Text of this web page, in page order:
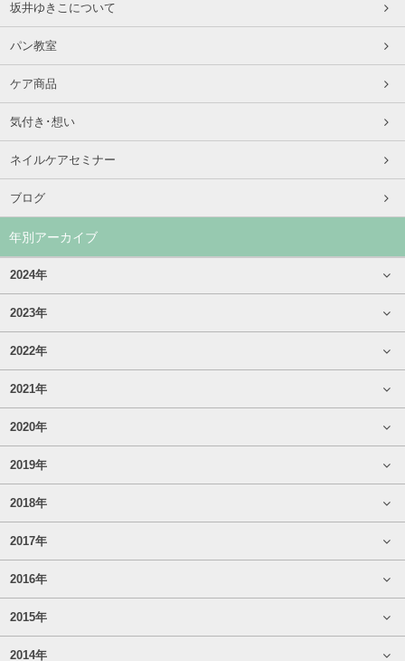
坂井ゆきこについて
パン教室
ケア商品
気付き･想い
ネイルケアセミナー
ブログ
年別アーカイブ
2024年
2023年
2022年
2021年
2020年
2019年
2018年
2017年
2016年
2015年
2014年